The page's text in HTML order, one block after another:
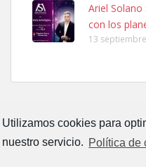
Utilizamos cookies para
nuestro servicio. Política de
Ninfa perdida
El día 5 se los perdió una
calle, se perdió por la zon...
Ariel Solano
con los
13